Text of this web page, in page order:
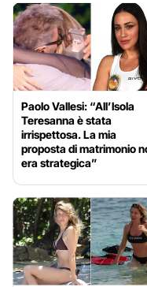
Paolo Vallesi: “All’Isola
Teresanna è stata
irrispettosa. La mia
proposta di matrimonio
era strategica”